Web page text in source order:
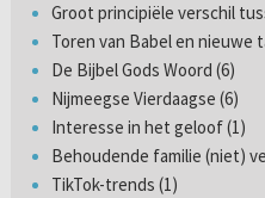
Groot principiële verschil
Toren van Babel en nieuwe
De Bijbel Gods Woord (6)
Nijmeegse Vierdaagse (6)
Interesse in het geloof (1)
Behoudende familie (niet)
TikTok-trends (1)